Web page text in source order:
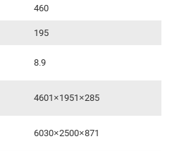
460
195
8.9
4601×1951×285
6030×2500×871